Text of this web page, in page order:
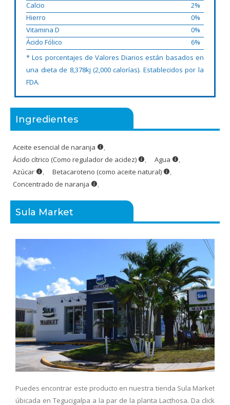
Calcio
2%
Hierro
0%
Vitamina D
0%
Ácido Fólico
6%
* Los porcentajes de Valores Diarios están basados en
una dieta de 8,378kj (2,000 calorías). Establecidos por la
FDA.
Ingredientes
Aceite esencial de naranja
,
Ácido cítrico (Como regulador de acidez)
, Agua
,
Azúcar
, Betacaroteno (como aceite natural)
,
Concentrado de naranja
,
Sula Market
Puedes encontrar este producto en nuestra tienda Sula Market
úbicada en Tegucigalpa a la par de la planta Lacthosa. Da click